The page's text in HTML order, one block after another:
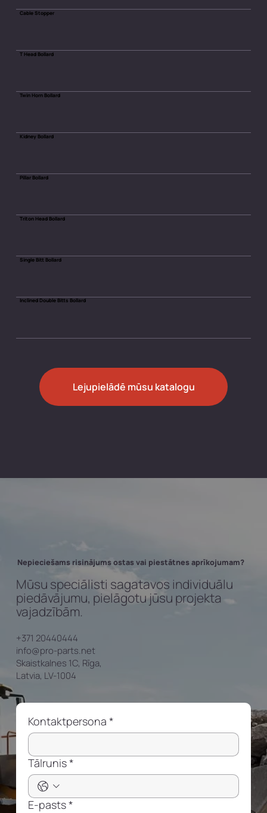
Nepieciešams risinājums ostas vai piestātnes aprīkojumam?
Mūsu speciālisti sagatavos individuālu
piedāvājumu, pielāgotu jūsu projekta
vajadzībām.
+371 20440444
info@pro-parts.net
Skaistkalnes 1C, Rīga,
Latvia, LV-1004
Kontaktpersona *
Tālrunis*
E-pasts*
Cable Stopper
T Head Bollard
Twin Horn Bollard
Kidney Bollard
Pillar Bollard
Triton Head Bollard
Single Bitt Bollard
Inclined Double Bitts Bollard
Lejupielādē mūsu katalogu